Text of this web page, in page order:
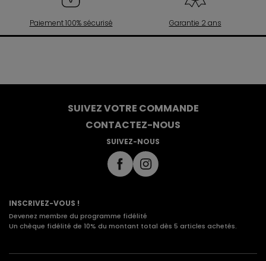
Paiement 100% sécurisé Garantie 2 ans
SUIVEZ VOTRE COMMANDE
CONTACTEZ-NOUS
SUIVEZ-NOUS
INSCRIVEZ-VOUS !
Devenez membre du programme fidélité
Un chèque fidélité de 10% du montant total dès 5 articles achetés.